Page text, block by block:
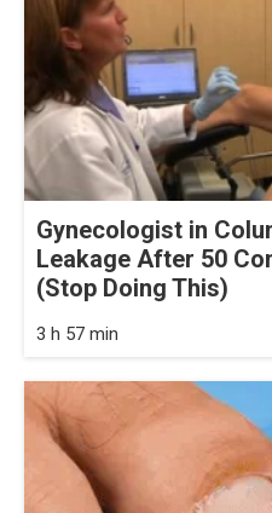
Gynecologist in
Leakage After 50
(Stop Doing This)
3 h 57 min